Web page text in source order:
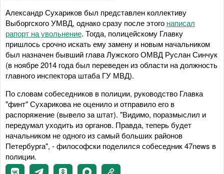
Александр Сухариков был представлен коллективу
Выборгского УМВД, однако сразу после этого написал
рапорт на увольнение. Тогда, полицейскому Главку
пришлось срочно искать ему замену и новым начальником
был назначен бывший глава Лужского ОМВД Руслан Синчук
(в ноябре 2014 года был переведен из области на должность
главного инспектора штаба ГУ МВД).
По словам собеседников в полиции, руководство Главка
"финт" Сухарикова не оценило и отправило его в
распоряжение (вывело за штат). "Видимо, поразмыслил и
передумал уходить из органов. Правда, теперь будет
начальником не одного из самый больших районов
Петербурга", - философски поделился собеседник 47news в
полиции.